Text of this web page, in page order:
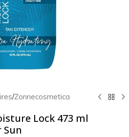
/Zonnecosmetica
Lock 473 ml